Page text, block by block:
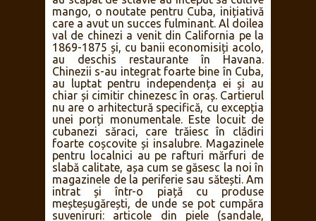
mango, o noutate pentru Cuba, inițiativă
care a avut un succes fulminant. Al doilea
val de chinezi a venit din California pe la
1869-1875 și, cu banii economisiți acolo,
au deschis restaurante în Havana.
Chinezii s-au integrat foarte bine în Cuba,
au luptat pentru independența ei și au
chiar și cimitir chinezesc în oraș. Cartierul
nu are o arhitectură specifică, cu excepția
unei porți monumentale. Este locuit de
cubanezi săraci, care trăiesc în clădiri
foarte coșcovite și insalubre. Magazinele
pentru localnici au pe rafturi mărfuri de
slabă calitate, așa cum se găsesc la noi în
magazinele de la periferie sau sătești. Am
intrat și într-o piață cu produse
meșteșugărești, de unde se pot cumpăra
suveniruri: articole din piele (sandale,